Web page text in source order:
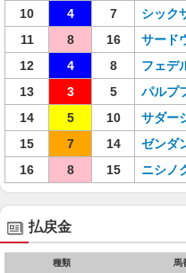
10
4 7 シッ
11
8 16 サー
12
4 8 フェデ
13
3 5 パルプ
14
5 10 サ
15
7 14 ゼン
16
8 15 ニシ
払戻金
種類 馬